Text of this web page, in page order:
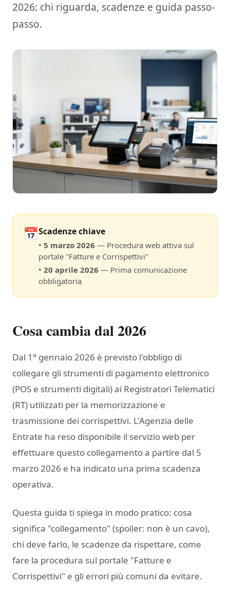
2026: chi riguarda, scadenze e guida passo-
passo.
📅Scadenze chiave
• 5 marzo 2026 — Procedura web attiva sul
portale "Fatture e Corrispettivi"
• 20 aprile 2026 — Prima comunicazione
obbligatoria
Cosa cambia dal 2026
Dal 1° gennaio 2026 è previsto l'obbligo di
collegare gli strumenti di pagamento elettronico
(POS e strumenti digitali) ai Registratori Telematici
(RT) utilizzati per la memorizzazione e
trasmissione dei corrispettivi. L'Agenzia delle
Entrate ha reso disponibile il servizio web per
effettuare questo collegamento a partire dal 5
marzo 2026 e ha indicato una prima scadenza
operativa.
Questa guida ti spiega in modo pratico: cosa
significa "collegamento" (spoiler: non è un cavo),
chi deve farlo, le scadenze da rispettare, come
fare la procedura sul portale "Fatture e
Corrispettivi" e gli errori più comuni da evitare.